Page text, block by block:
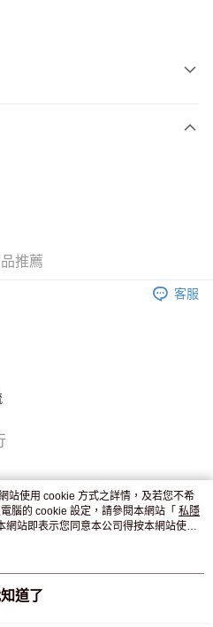
個工作天到店，7天內取。逾期後
推薦
客服
站使用 cookie 方式之詳情，及若您不希
腦的 cookie 設定，請參閱本網站「 私隱
網站即表示您同意本公司得按本網站使用
道了